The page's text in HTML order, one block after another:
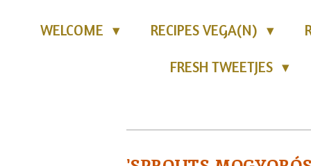
WELCOME RECIPES VEGA(N)
FRESH TWEETJES